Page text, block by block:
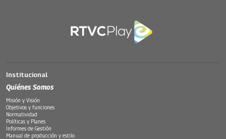
Institucional
Quiénes Somos
Misión y Visión
Objetivos y funciones
Normatividad
Políticas y Planes
Informes de Gestión
Manual de producción y estilo